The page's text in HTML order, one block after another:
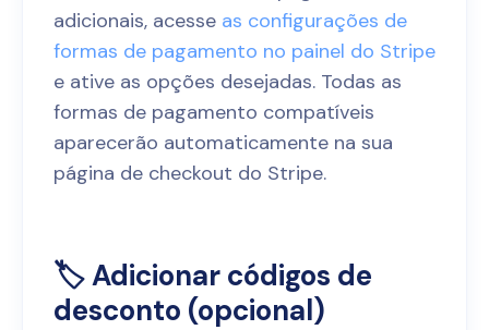
adicionais, acesse as configurações de
formas de pagamento no painel do Stripe
e ative as opções desejadas. Todas as
formas de pagamento compatíveis
aparecerão automaticamente na sua
página de checkout do Stripe.
🏷️ Adicionar códigos de
desconto (opcional)